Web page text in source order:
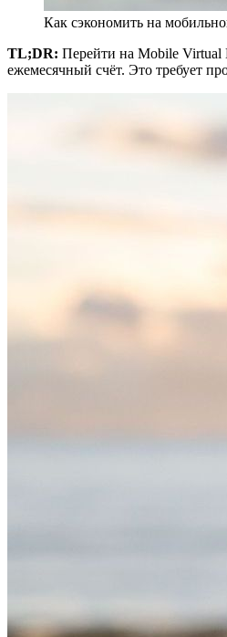
Как сэкономить на
TL;DR: Перейти на Mobile Virtual
ежемесячный счёт. Это требует